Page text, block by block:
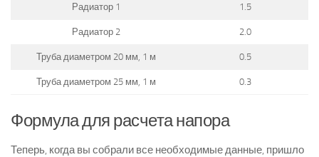
Радиатор 1 1.5
Радиатор 2 2.0
Труба диаметром 20 мм, 1 м 0.5
Труба диаметром 25 мм, 1 м 0.3
Формула для расчета напора
Теперь, когда вы собрали все необходимые данные, пришло